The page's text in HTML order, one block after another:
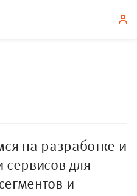
на разработке и
сервисов для
и